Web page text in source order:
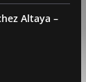
Altaya –